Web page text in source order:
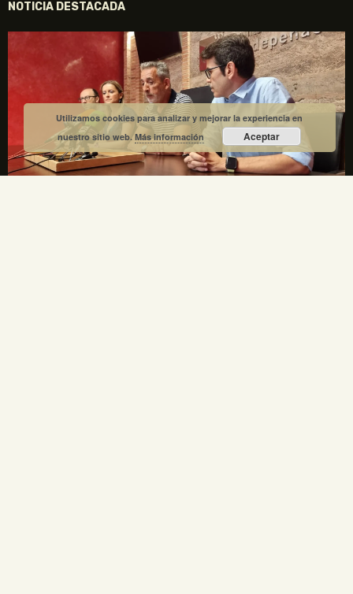
NOTICIA DESTACADA
Utilizamos cookies para analizar y mejorar la experiencia en
nuestro sitio web.Más información Aceptar